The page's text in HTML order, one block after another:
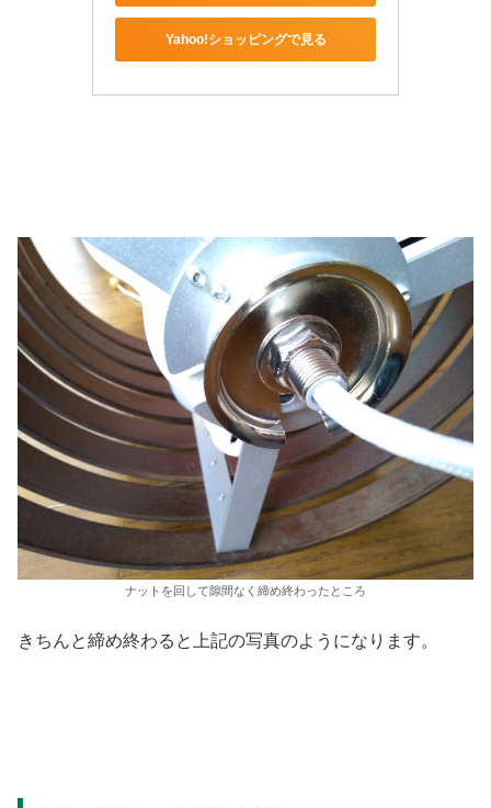
Yahoo!ショッピングで見る
ナットを回して隙間なく締め終わったところ
きちんと締め終わると上記の写真のようになります。